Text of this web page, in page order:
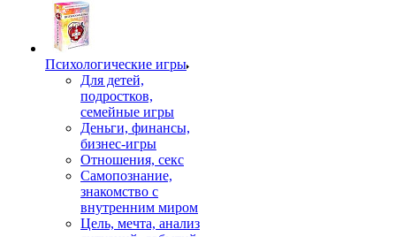
Психологические игры
Для детей,
подростков,
семейные игры
Деньги, финансы,
бизнес-игры
Отношения, секс
Самопознание,
знакомство с
внутренним миром
Цель, мечта, анализ